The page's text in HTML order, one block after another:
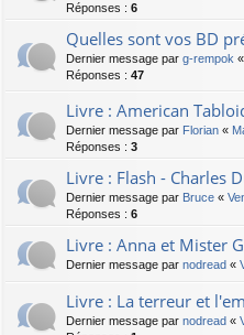
Réponses : 6
Quelles sont vos BD
Dernier message par g-rempok «
Réponses : 47
Livre : American
Dernier message par Florian «
Réponses : 3
Livre : Flash - Charles
Dernier message par Bruce «
Réponses : 6
Livre : Anna et Mister
Dernier message par nodread «
Livre : La terreur et
Dernier message par nodread «